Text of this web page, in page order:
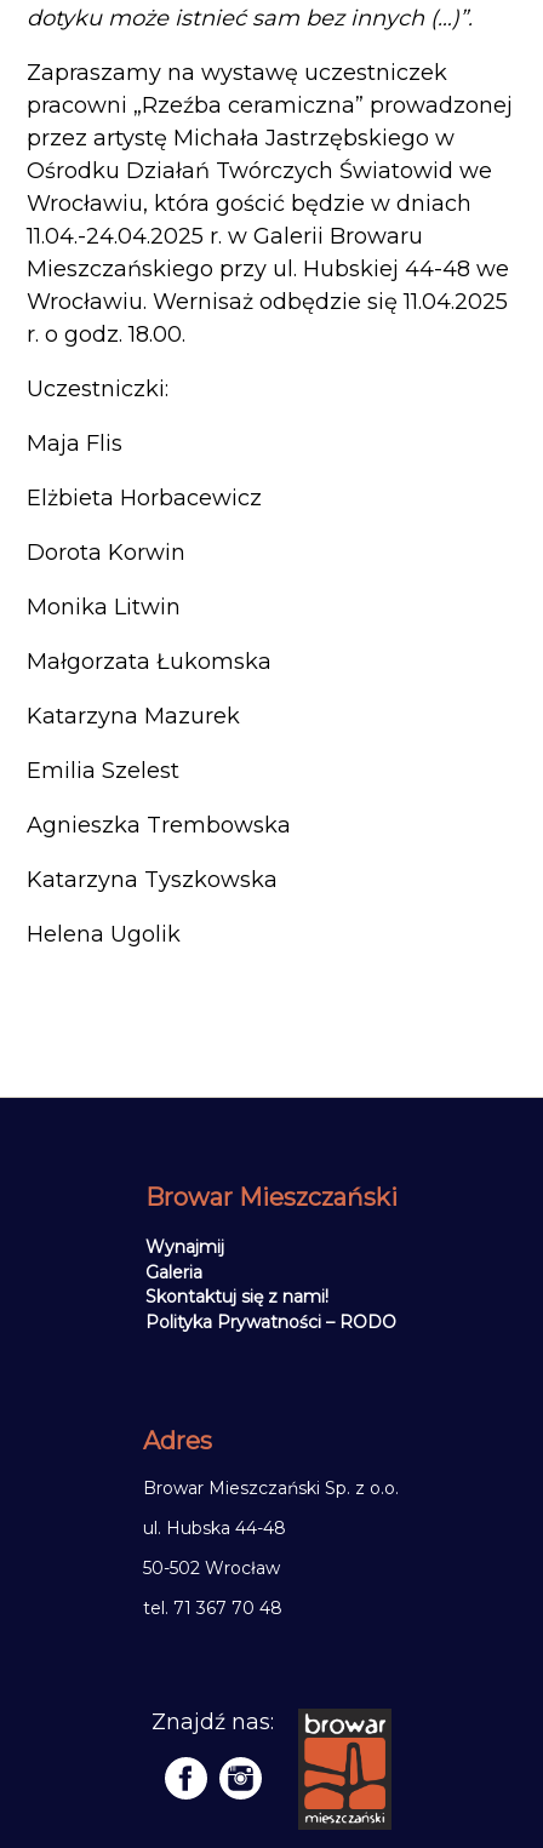
dotyku może istnieć sam bez innych (…)”.
Zapraszamy na wystawę uczestniczek
pracowni „Rzeźba ceramiczna” prowadzonej
przez artystę Michała Jastrzębskiego w
Ośrodku Działań Twórczych Światowid we
Wrocławiu, która gościć będzie w dniach
11.04.-24.04.2025 r. w Galerii Browaru
Mieszczańskiego przy ul. Hubskiej 44-48 we
Wrocławiu. Wernisaż odbędzie się 11.04.2025
r. o godz. 18.00.
Uczestniczki:
Maja Flis
Elżbieta Horbacewicz
Dorota Korwin
Monika Litwin
Małgorzata Łukomska
Katarzyna Mazurek
Emilia Szelest
Agnieszka Trembowska
Katarzyna Tyszkowska
Helena Ugolik
Browar Mieszczański
Wynajmij
Galeria
Skontaktuj się z nami!
Polityka Prywatności – RODO
Adres
Browar Mieszczański Sp. z o.o.
ul. Hubska 44-48
50-502 Wrocław
tel. 71 367 70 48
Znajdź nas: